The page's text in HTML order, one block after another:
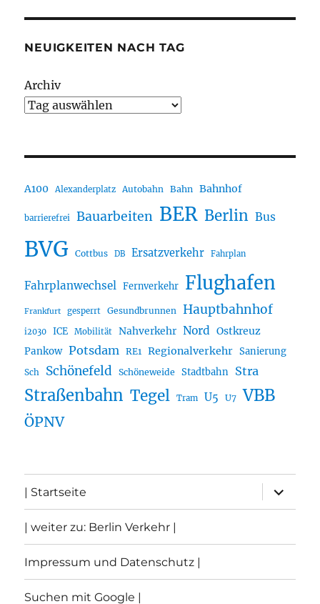
NEUIGKEITEN NACH TAG
Archiv
A100 Alexanderplatz Autobahn Bahn Bahnhof
barrierefrei Bauarbeiten BER Berlin Bus
BVG Cottbus DB Ersatzverkehr Fahrplan
Fahrplanwechsel Fernverkehr Flughafen
Frankfurt gesperrt Gesundbrunnen Hauptbahnhof
i2030 ICE Mobilität Nahverkehr Nord Ostkreuz
Pankow Potsdam RE1 Regionalverkehr Sanierung
Sch Schönefeld Schöneweide Stadtbahn Stra
Straßenbahn Tegel Tram U5 U7 VBB
ÖPNV
| Startseite
öffnen
| weiter zu: Berlin Verkehr |
Impressum und Datenschutz |
Suchen mit Google |